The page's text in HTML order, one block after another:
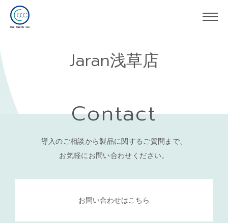
Jaran浅草店
Contact
導入のご相談から製品に関するご質問まで、
お気軽にお問い合わせください。
お問い合わせはこちら